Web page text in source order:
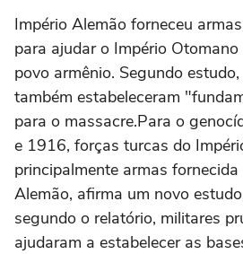
Império Alemão forneceu
para ajudar o Império
povo armênio. Segundo
também estabeleceram
para o massacre.Para o
e 1916, forças turcas do
principalmente armas
Alemão, afirma um novo
segundo o relatório, militares
ajudaram a estabelecer as